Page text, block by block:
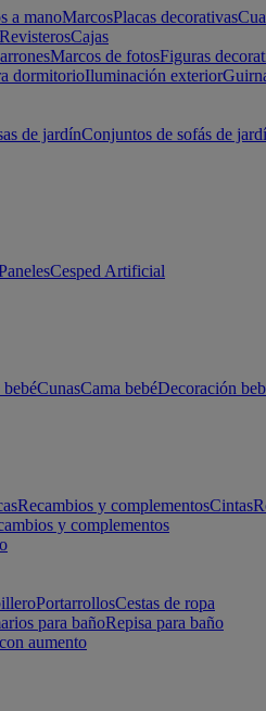
a manoMarcosPlacas decorativas
RevisterosCajas
Marcos de fotosFiguras
dormitorioIluminación exterior
de jardínConjuntos de sofás de
Cesped Artificial
CunasCama bebéDecoración
Recambios y complementosCintas
y complementos
PortarrollosCestas de ropa
para bañoRepisa para baño
aumento